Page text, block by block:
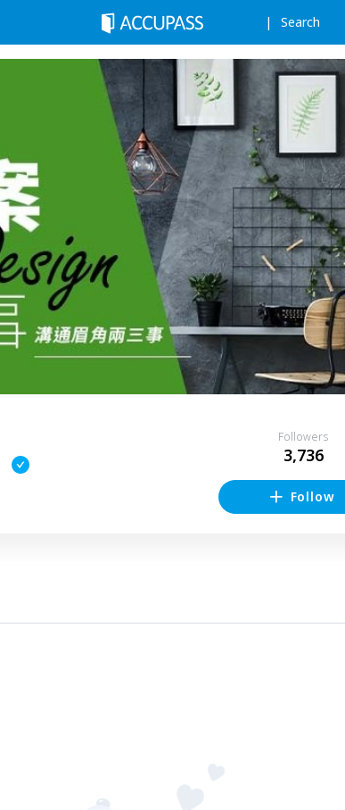
Search
Followers
3,736
Follow